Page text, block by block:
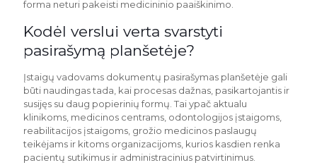
forma neturi pakeisti medicininio paaiškinimo.
Kodėl verslui verta svarstyti
pasirašymą planšetėje?
Įstaigų vadovams dokumentų pasirašymas planšetėje gali
būti naudingas tada, kai procesas dažnas, pasikartojantis ir
susijęs su daug popierinių formų. Tai ypač aktualu
klinikoms, medicinos centrams, odontologijos įstaigoms,
reabilitacijos įstaigoms, grožio medicinos paslaugų
teikėjams ir kitoms organizacijoms, kurios kasdien renka
pacientų sutikimus ir administracinius patvirtinimus.